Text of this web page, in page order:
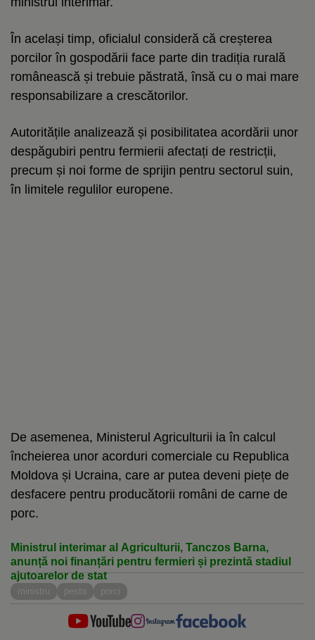
În același timp, oficialul consideră că creșterea
porcilor în gospodării face parte din tradiția rurală
românească și trebuie păstrată, însă cu o mai mare
responsabilizare a crescătorilor.
Autoritățile analizează și posibilitatea acordării unor
despăgubiri pentru fermierii afectați de restricții,
precum și noi forme de sprijin pentru sectorul suin,
în limitele regulilor europene.
De asemenea, Ministerul Agriculturii ia în calcul
încheierea unor acorduri comerciale cu Republica
Moldova și Ucraina, care ar putea deveni piețe de
desfacere pentru producătorii români de carne de
porc.
Ministrul interimar al Agriculturii, Tanczos Barna,
anunță noi finanțări pentru fermieri și prezintă stadiul
ajutoarelor de stat
ministru pesta porci